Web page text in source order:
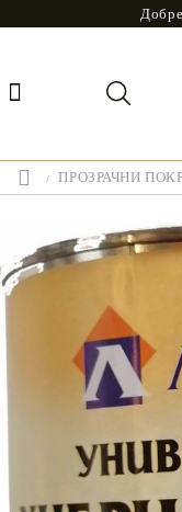
ПРОЗРАЧНИ